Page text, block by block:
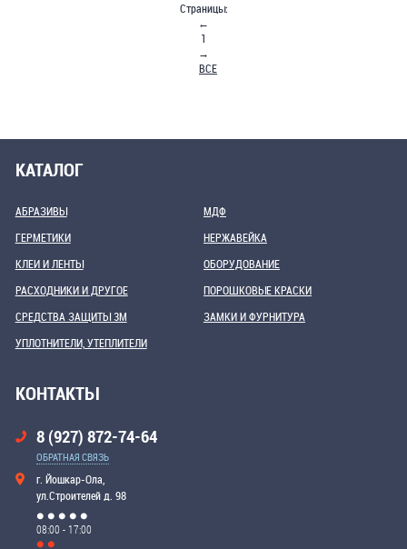
Страницы:
←
1
→
ВСЕ
КАТАЛОГ
АБРАЗИВЫ
ГЕРМЕТИКИ
КЛЕИ И ЛЕНТЫ
МДФ
НЕРЖАВЕЙКА
ОБОРУДОВАНИЕ
РАСХОДНИКИ И ДРУГОЕ
СРЕДСТВА ЗАЩИТЫ 3М
УПЛОТНИТЕЛИ, УТЕПЛИТЕЛИ
ПОРОШКОВЫЕ КРАСКИ
ЗАМКИ И ФУРНИТУРА
КОНТАКТЫ
8 (927) 872-74-64
ОБРАТНАЯ СВЯЗЬ
г. Йошкар-Ола,
ул.Строителей д. 98
08:00 - 17:00